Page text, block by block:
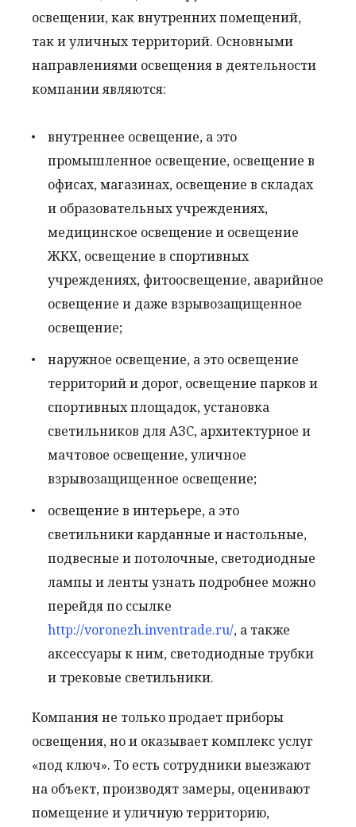
освещении, как внутренних помещений,
так и уличных территорий. Основными
направлениями освещения в деятельности
компании являются:
внутреннее освещение, а это
промышленное освещение, освещение в
офисах, магазинах, освещение в складах
и образовательных учреждениях,
медицинское освещение и освещение
ЖКХ, освещение в спортивных
учреждениях, фитоосвещение, аварийное
освещение и даже взрывозащищенное
освещение;
наружное освещение, а это освещение
территорий и дорог, освещение парков и
спортивных площадок, установка
светильников для АЗС, архитектурное и
мачтовое освещение, уличное
взрывозащищенное освещение;
освещение в интерьере, а это
светильники карданные и настольные,
подвесные и потолочные, светодиодные
лампы и ленты узнать подробнее можно
перейдя по ссылке
http://voronezh.inventrade.ru/, а также
аксессуары к ним, светодиодные трубки
и трековые светильники.
Компания не только продает приборы
освещения, но и оказывает комплекс услуг
«под ключ». То есть сотрудники выезжают
на объект, производят замеры, оценивают
помещение и уличную территорию,